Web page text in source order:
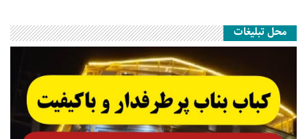
محل تبلیغات